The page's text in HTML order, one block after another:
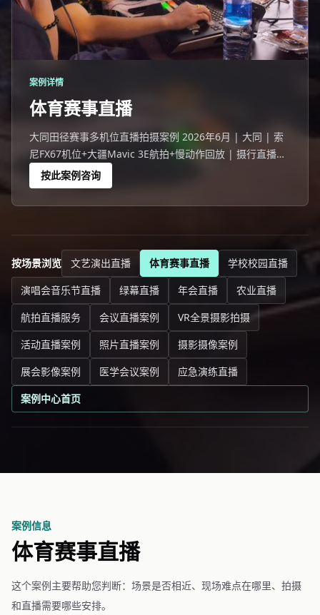
案例详情
体育赛事直播
大同田径赛事多机位直播拍摄案例 2026年6月 | 大同 | 索
尼FX67机位+大疆Mavic 3E航拍+慢动作回放 | 摄行直播大
同团队 大同一场193人参与的田径赛事活动，线上10873人
观看。
按此案例咨询
按场景浏览 文艺演出直播 体育赛事直播
学校校园直播
演唱会音乐节直播
绿幕直播 年会直播
农业直播
航拍直播服务
会议直播案例
VR全景摄影拍摄
活动直播案例
照片直播案例
摄影摄像案例
展会影像案例
医学会议案例
应急演练直播
案例中心首页
案例信息
体育赛事直播
这个案例主要帮助您判断：场景是否相近、现场难点在哪里、拍摄
和直播需要哪些安排。